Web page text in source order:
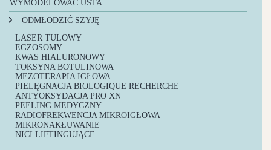
ANTYOKSYDACJA PRO XN
TERAPIE PCA SKIN
PEELING MEDYCZNY
MIKRONAKŁUWANIE
WYMODELOWAĆ USTA
KWAS HIALURONOWY
TOKSYNA BOTULINOWA
ODMŁODZIĆ SZYJĘ
LASER TULOWY
EGZOSOMY
KWAS HIALURONOWY
TOKSYNA BOTULINOWA
MEZOTERAPIA IGŁOWA
PIELĘGNACJA BIOLOGIQUE RECHERCHE
ANTYOKSYDACJA PRO XN
PEELING MEDYCZNY
RADIOFREKWENCJA MIKROIGŁOWA
MIKRONAKŁUWANIE
NICI LIFTINGUJĄCE